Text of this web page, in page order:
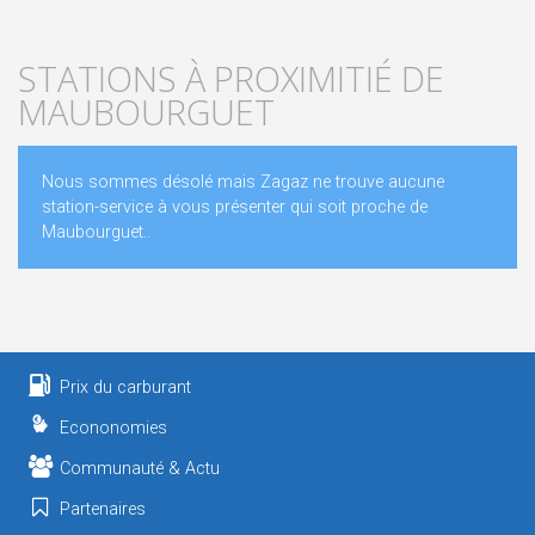
STATIONS À PROXIMITIÉ DE
MAUBOURGUET
Nous sommes désolé mais Zagaz ne trouve aucune
station-service à vous présenter qui soit proche de
Maubourguet..
Prix du carburant
Econonomies
Communauté & Actu
Partenaires